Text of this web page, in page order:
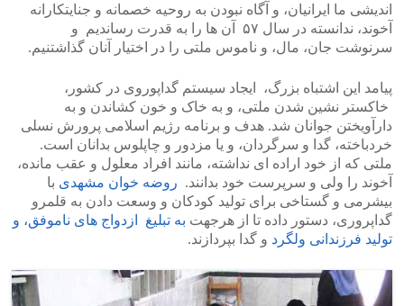
اندیشی ما ایرانیان، و آگاه نبودن به روحیه خصمانه و جنایتکارانه
آخوند، ندانسته در سال ۵۷ آن ها را به قدرت رساندیم و
سرنوشت جان، مال، و ناموس ملتی را در اختیار آنان گذاشتنیم.
پیامد این اشتباه بزرگ، ایجاد سیستم گداپوروی در کشور،
خاکستر نشین شدن ملتی، و به خاک و خون کشاندن و به
دارآویختن جوانان شد. هدف و برنامه رژیم اسلامی پرورش نسلی
خردباخته، گدا و سرگردان، و یا مزدور و چاپلوس بدانان است.
ملتی که از خود اراده ای نداشته، مانند افراد معلول و عقب مانده،
آخوند را ولی و سرپرست خود بدانند. روضه خوان مشهدی با
بیشرمی و گستاخی برای تولید کودکان و وسعت دادن به قلمرو
گداپروری، دستور داده تا از هرجهت به تبلیغ ازدواج های ناموفق، و
تولید فرزندانی ولگرد و گدا بپردازند.